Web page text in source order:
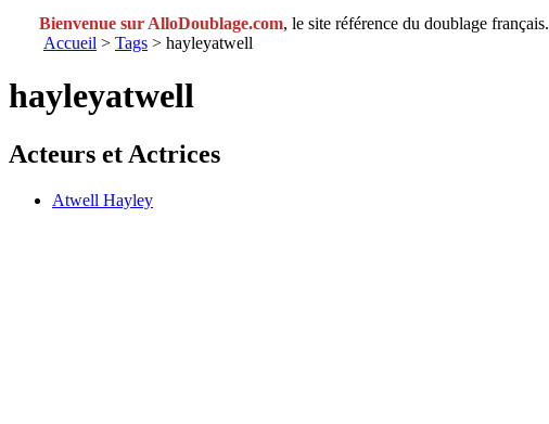
Bienvenue sur AlloDoublage.com, le site référence du doublage français.
Accueil > Tags > hayleyatwell
hayleyatwell
Acteurs et Actrices
Atwell Hayley